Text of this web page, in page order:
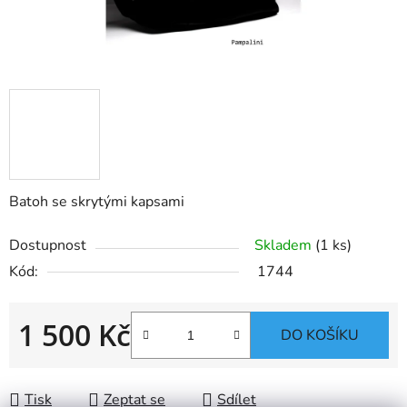
Batoh se skrytými kapsami
Dostupnost Skladem (1 ks)
Kód:
1744
1 500 Kč DO KOŠÍKU
Tisk Zeptat se Sdílet